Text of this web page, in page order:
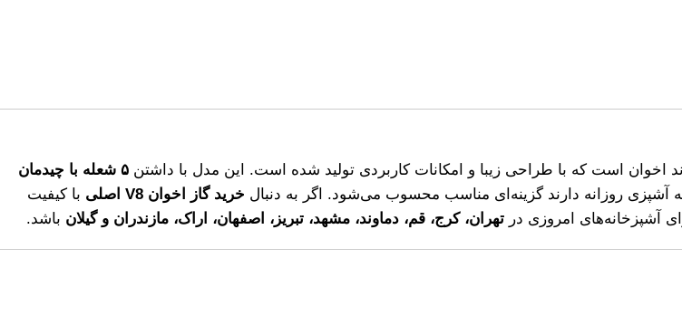
است که با طراحی زیبا و امکانات کاربردی تولید شده است. این مدل با داشتن
۵ شعله با چیدمان
آشپزی روزانه دارند گزینه‌ای مناسب محسوب می‌شود. اگر به دنبال خرید گاز اخوان V8 اصلی
با کیفیت
آشپزخانه‌های امروزی در تهران، کرج، قم، دماوند، مشهد، تبریز، اصفهان، اراک، مازندران و گیلان باشد.